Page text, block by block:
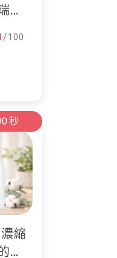
丁
/100
秒
縮
居